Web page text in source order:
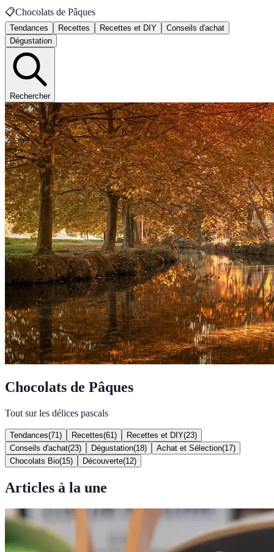
📋Chocolats de Pâques
Tendances Recettes Recettes et DIY
Conseils d'achat
Dégustation
Rechercher
Chocolats de Pâques
Tout sur les délices pascals
Tendances(71 ) Recettes(61 ) Recettes et DIY(23)
Conseils d'achat(23) Dégustation(18) Achat et Sélection(17)
Chocolats Bio(15) Découverte(12)
Articles à la une